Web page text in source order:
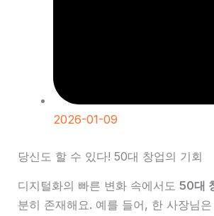
2026-01-09
당신도 할 수 있다! 50대 창업의 기회
디지털화의 빠른 변화 속에서도50대
분히 존재해요. 예를 들어, 한 사장님